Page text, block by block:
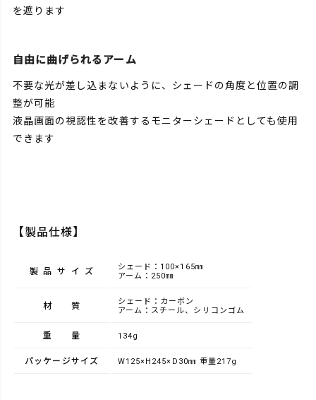
を遮ります
自由に曲げられるアーム
不要な光が差し込まないように、シェードの角度と位置の調
整が可能
液晶画面の視認性を改善するモニターシェードとしても使用
できます
【製品仕様】
製品サイズ
シェード：100×165㎜
アーム：250㎜
材質
シェード：カーボン
アーム：スチール、シリコンゴム
重量 134g
パッケージサイズ W125×H245×D30㎜ 重量217g